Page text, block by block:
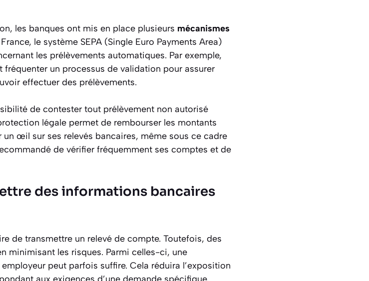
les banques ont mis en place plusieurs mécanismes
le système SEPA (Single Euro Payments Area)
les prélèvements automatiques. Par exemple,
un processus de validation pour assurer
effectuer des prélèvements.
de contester tout prélèvement non autorisé
légale permet de rembourser les montants
œil sur ses relevés bancaires, même sous ce cadre
de vérifier fréquemment ses comptes et de
des informations bancaires
de transmettre un relevé de compte. Toutefois, des
minimisant les risques. Parmi celles-ci, une
peut parfois suffire. Cela réduira l’exposition